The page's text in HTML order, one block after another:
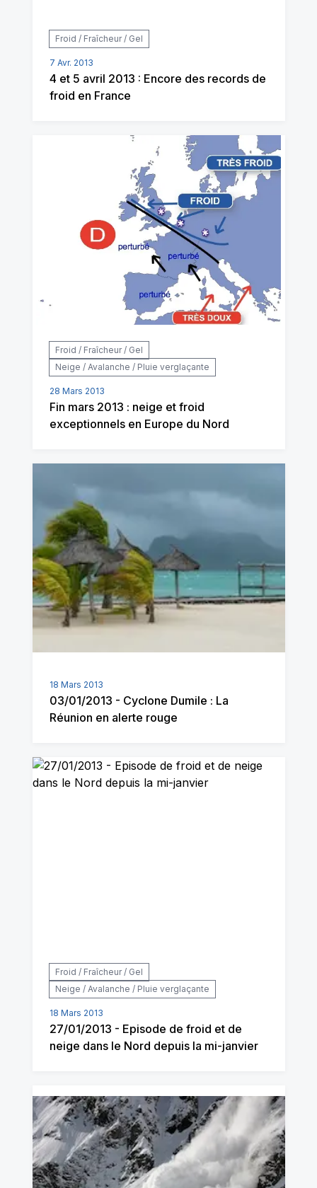
Froid / Fraîcheur / Gel
7 Avr. 2013
4 et 5 avril 2013 : Encore des records de
froid en France
Froid / Fraîcheur / Gel
Neige / Avalanche / Pluie verglaçante
28 Mars 2013
Fin mars 2013 : neige et froid
exceptionnels en Europe du Nord
18 Mars 2013
03/01/2013 - Cyclone Dumile : La
Réunion en alerte rouge
Froid / Fraîcheur / Gel
Neige / Avalanche / Pluie verglaçante
18 Mars 2013
27/01/2013 - Episode de froid et de
neige dans le Nord depuis la mi-janvier